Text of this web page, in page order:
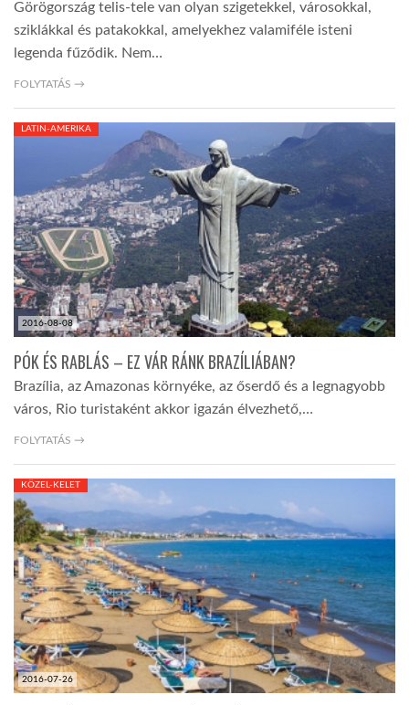
Görögország telis-tele van olyan szigetekkel, városokkal,
sziklákkal és patakokkal, amelyekhez valamiféle isteni
legenda fűződik. Nem…
FOLYTATÁS →
2016-08-08
LATIN-AMERIKA
PÓK ÉS RABLÁS – EZ VÁR RÁNK BRAZÍLIÁBAN?
Brazília, az Amazonas környéke, az őserdő és a legnagyobb
város, Rio turistaként akkor igazán élvezhető,…
FOLYTATÁS →
2016-07-26
KÖZEL-KELET